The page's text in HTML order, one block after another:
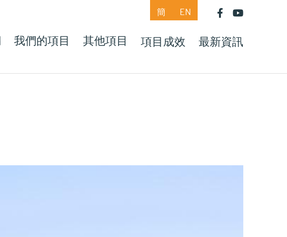
簡 EN
我們的項目 其他項目 項目成效 最新資訊